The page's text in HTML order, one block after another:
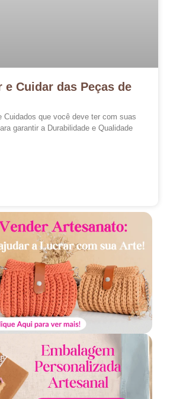
e Cuidar das Peças de
Cuidados que você deve ter com suas
garantir a Durabilidade e Qualidade